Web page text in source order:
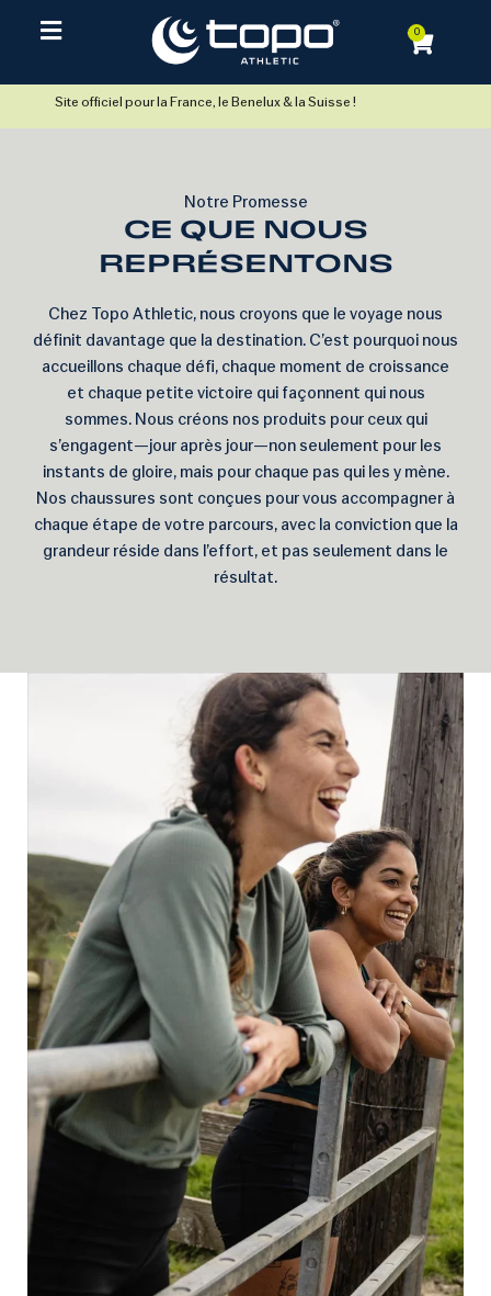
0
Site officiel pour la France, le Benelux & la Suisse !
Notre Promesse
CE QUE NOUS
REPRÉSENTONS
Chez Topo Athletic, nous croyons que le voyage nous
définit davantage que la destination. C’est pourquoi nous
accueillons chaque défi, chaque moment de croissance
et chaque petite victoire qui façonnent qui nous
sommes. Nous créons nos produits pour ceux qui
s’engagent—jour après jour—non seulement pour les
instants de gloire, mais pour chaque pas qui les y mène.
Nos chaussures sont conçues pour vous accompagner à
chaque étape de votre parcours, avec la conviction que la
grandeur réside dans l’effort, et pas seulement dans le
résultat.